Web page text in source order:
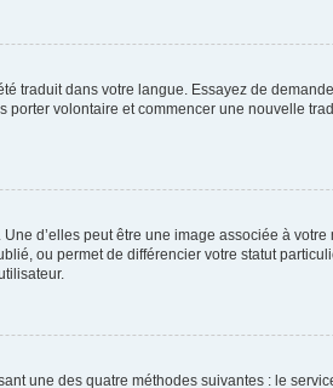
traduit dans votre langue. Essayez de
volontaire et commencer une nouvelle
d’elles peut être une image associée à
ou permet de différencier votre statut
une des quatre méthodes suivantes : le